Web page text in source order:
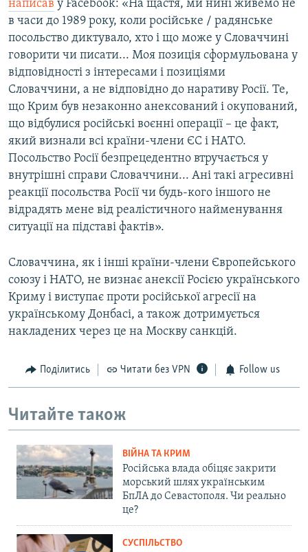
написав у Facebook: «На щастя, ми нині живемо не
в часи до 1989 року, коли російське / радянське
посольство диктувало, хто і що може у Словаччині
говорити чи писати... Моя позиція сформульована у
відповідності з інтересами і позиціями
Словаччини, а не відповідно до наративу Росії. Те,
що Крим був незаконно анексований і окупований,
що відбулися російські воєнні операції – це факт,
який визнали всі країни-члени ЄС і НАТО.
Посольство Росії безпрецедентно втручається у
внутрішні справи Словаччини... Ані такі агресивні
реакції посольства Росії чи будь-кого іншого не
відрадять мене від реалістичного найменування
ситуації на підставі фактів».
Словаччина, як і інші країни-члени Європейського
союзу і НАТО, не визнає анексії Росією українського
Криму і виступає проти російської агресії на
українському Донбасі, а також дотримується
накладених через це на Москву санкцій.
Поділитись Читати без VPN Follow us
Читайте також
ВІЙНА ТА КРИМ
Російська влада обіцяє закрити
морський шлях українським
БпЛА до Севастополя. Чи реально
це?
СУСПІЛЬСТВО